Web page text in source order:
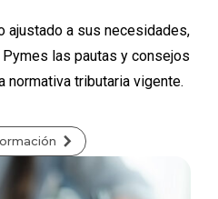
ajustado a sus necesidades,
las pautas y consejos
normativa tributaria vigente.